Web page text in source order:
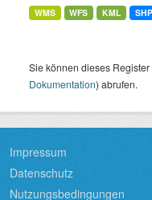
WMS WFS KML SHP
Sie können dieses
Dokumentation) abrufen.
Impressum
Datenschutz
Nutzungsbedingungen